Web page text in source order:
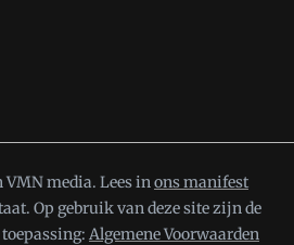
VMN media. Lees inons manifest
Op gebruik van deze site zijn de
Algemene Voorwaarden